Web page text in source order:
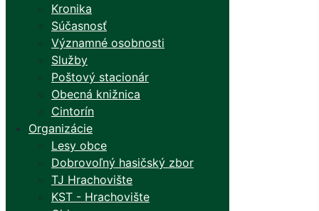
Kronika
Súčasnosť
Významné osobnosti
Služby
Poštový stacionár
Obecná knižnica
Cintorín
Organizácie
Lesy obce
Dobrovoľný hasičský zbor
TJ Hrachovište
KST - Hrachovište